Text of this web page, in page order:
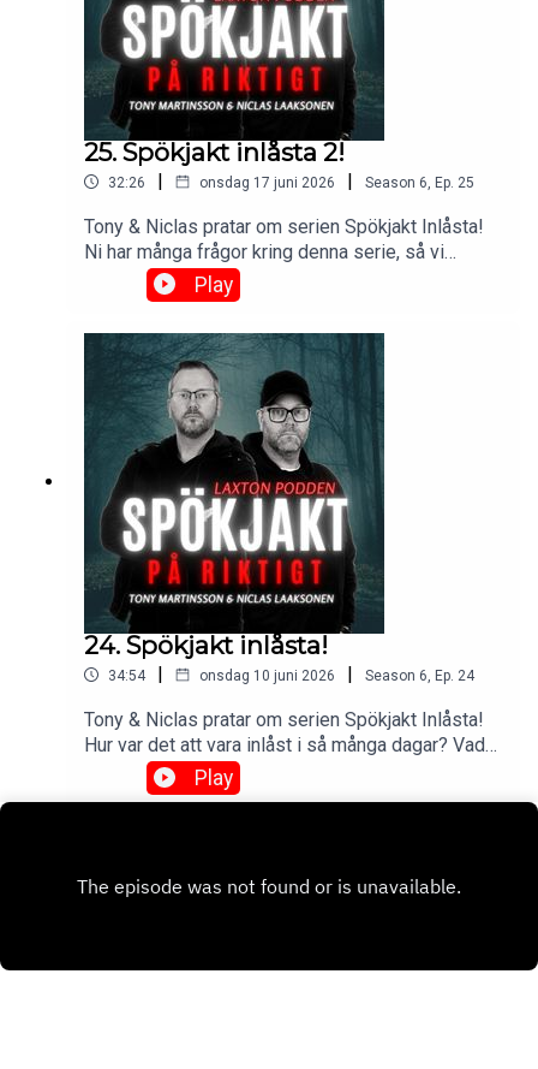
25. Spökjakt inlåsta 2!
32:26 | onsdag 17 juni 2026 | Season 6, Ep. 25
Tony & Niclas pratar om serien Spökjakt Inlåsta!
Ni har många frågor kring denna serie, så vi
försöker svar på så många av era frågor.🔥 Se
som videopodd:
https://www.laxton.se/podcast 🔥 Eftersnack i FB
gruppen: Spökjakt & Eftersnack
Play
24. Spökjakt inlåsta!
34:54 | onsdag 10 juni 2026 | Season 6, Ep. 24
Tony & Niclas pratar om serien Spökjakt Inlåsta!
Hur var det att vara inlåst i så många dagar? Vad
fångade ni som inte kom med i serien? Hur var
det att sova i det mest hemsökta rummet på hela
Play